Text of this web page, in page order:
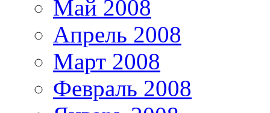
Май 2008
Апрель 2008
Март 2008
Февраль 2008